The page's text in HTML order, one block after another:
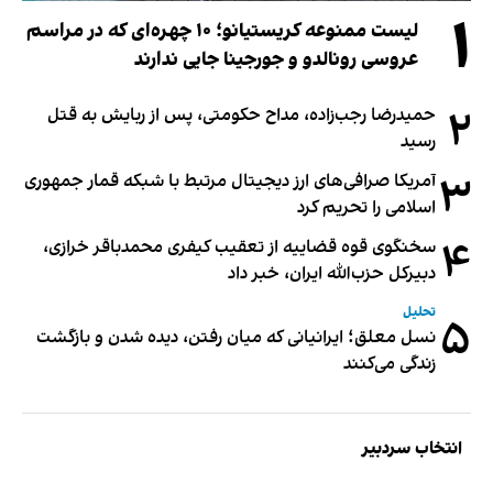
۱
لیست ممنوعه کریستیانو؛ ۱۰ چهره‌ای که در مراسم
عروسی رونالدو و جورجینا جایی ندارند
۲ حمیدرضا رجب‌زاده، مداح حکومتی، پس از ربایش به قتل
رسید
۳آمریکا صرافی‌های ارز دیجیتال مرتبط با شبکه قمار جمهوری
اسلامی را تحریم کرد
۴ سخنگوی قوه قضاییه از تعقیب کیفری محمدباقر خرازی،
دبیر‌کل حزب‌الله ایران، خبر داد
۵ تحلیل
نسل معلق؛ ایرانیانی که میان رفتن، دیده شدن و بازگشت
زندگی می‌کنند
انتخاب سردبیر